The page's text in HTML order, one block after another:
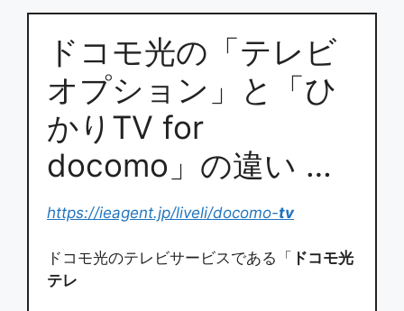
ドコモ光の「テレビ
オプション」と「ひ
かりTV for
docomo」の違い …
https://ieagent.jp/liveli/docomo-tv
ドコモ光のテレビサービスである「 ドコモ光
テレ